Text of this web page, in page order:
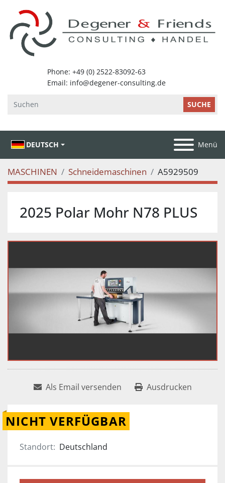
SUCHE
DEUTSCH Menü
MASCHINEN Schneidemaschinen A5929509
2025 Polar Mohr N78 PLUS
Als Email versenden Ausdrucken
NICHT VERFÜGBAR
Standort: Deutschland